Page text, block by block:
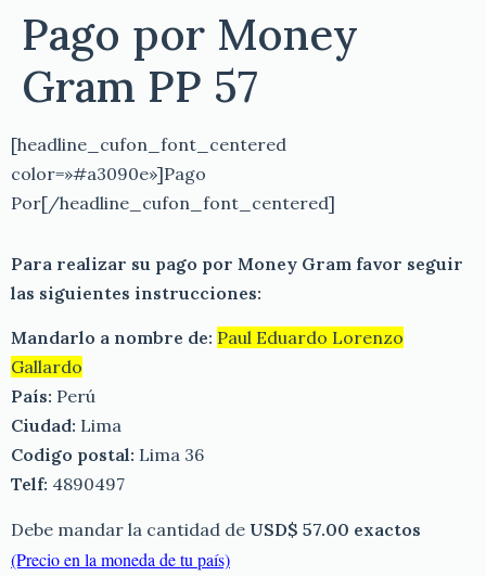
Pago por Money
Gram PP 57
[headline_cufon_font_centered
color=»#a3090e»]Pago
Por[/headline_cufon_font_centered]
Para realizar su pago por Money Gram favor seguir
las siguientes instrucciones:
Mandarlo a nombre de: Paul Eduardo Lorenzo
Gallardo
País: Perú
Ciudad: Lima
Codigo postal: Lima 36
Telf: 4890497
Debe mandar la cantidad de USD$ 57.00 exactos
(Precio en la moneda de tu país)